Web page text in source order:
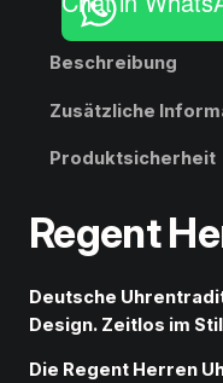
H
e
r
e
n
r
2
m
m
M
Beschreibung
Zusätzliche
Produktsicherheit
Regent
Deutsche
Design. Zeitlos im
Die Regent Herren